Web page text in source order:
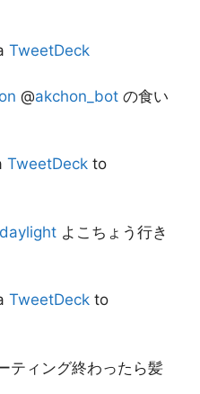
TweetDeck
@akchon_bot の食い
TweetDeck to
よこちょう行き
TweetDeck to
ティング終わったら髪